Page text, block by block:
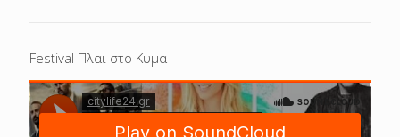
Festival Πλαι στο Κυμα